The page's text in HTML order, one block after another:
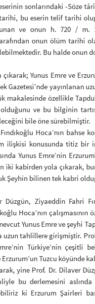
sonlarındaki -Söze
bu eserin telif tarihi
ve onun h. 720 / m.
onun ölüm tarihi
Bu halde onun
Yunus Emre ve
Gazetesi’nde yayınlanan
makalesinde özellikle
ve bu bilginin
bile öne sürebilmiştir.
Hoca’nın bahse
ilişkisi konusunda titiz bir
Yunus Emre’nin
iki kabirden yola çıkarak,
Şeyhin bilinen tek kabri
Düzgün, Ziyaeddin Fahri
Hoca’nın
Yunus Emre ve şeyhi
uzun tahlillere girişmiştir.
Türkiye’nin çeşitli
Erzurum’un Tuzcu köyünde
yine Prof. Dr. Dilaver
bu derlemesini
ki Erzurum Şairleri